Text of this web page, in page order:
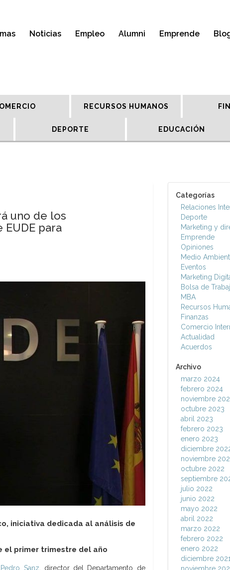
Noticias Empleo Alumni Emprende
RECURSOS HUMANOS
DEPORTE EDUCACIÓN
uno de los
para
iniciativa dedicada al análisis de
el primer trimestre del año
Pedro Sanz , director del Departamento de
Categorías
Relaciones
Deporte
Marketing y
Emprende
Opiniones
Medio
Eventos
Marketing
Bolsa de
MBA
Recursos
Finanzas
Comercio
Actualidad
Acuerdos
Archivo
marzo 2024
febrero 2024
noviembre
octubre 2023
abril 2023
febrero 2023
enero 2023
diciembre
noviembre
octubre 2022
septiembre
julio 2022
junio 2022
mayo 2022
abril 2022
marzo 2022
febrero 2022
enero 2022
diciembre 2021